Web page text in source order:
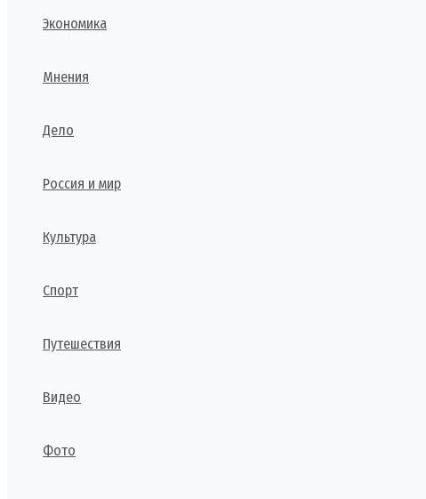
Экономика
Мнения
Дело
Россия и мир
Культура
Спорт
Путешествия
Видео
Фото